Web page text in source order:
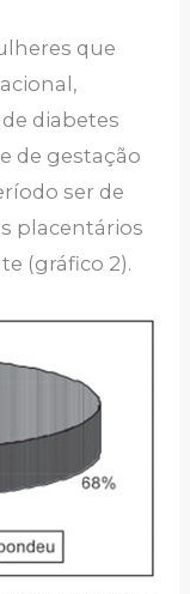
que
diabetes
de gestação
ser de
placentários
(gráfico 2).